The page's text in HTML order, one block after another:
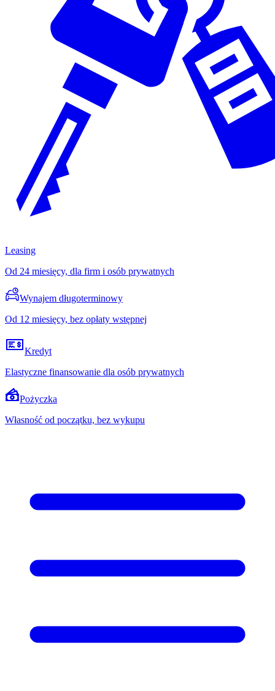
Leasing
Od 24 miesięcy, dla firm i osób prywatnych
Wynajem długoterminowy
Od 12 miesięcy, bez opłaty wstępnej
Kredyt
Elastyczne finansowanie dla osób prywatnych
Pożyczka
Własność od początku, bez wykupu